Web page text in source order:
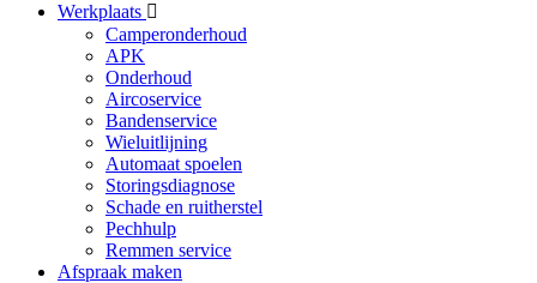
Werkplaats
Camperonderhoud
APK
Onderhoud
Aircoservice
Bandenservice
Wieluitlijning
Automaat spoelen
Storingsdiagnose
Schade en ruitherstel
Pechhulp
Remmen service
Afspraak maken